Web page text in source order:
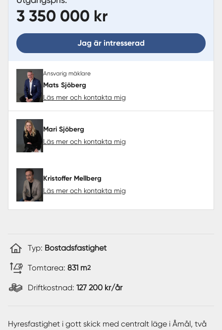
3 350 000 kr
Jag är intresserad
Ansvarig mäklare
Mats Sjöberg
Läs mer och kontakta mig
Mari Sjöberg
Läs mer och kontakta mig
Kristoffer Mellberg
Läs mer och kontakta mig
Typ: Bostadsfastighet
Tomtarea: 831 m2
Driftkostnad: 127 200 kr/år
Hyresfastighet i gott skick med centralt läge i Åmål, två